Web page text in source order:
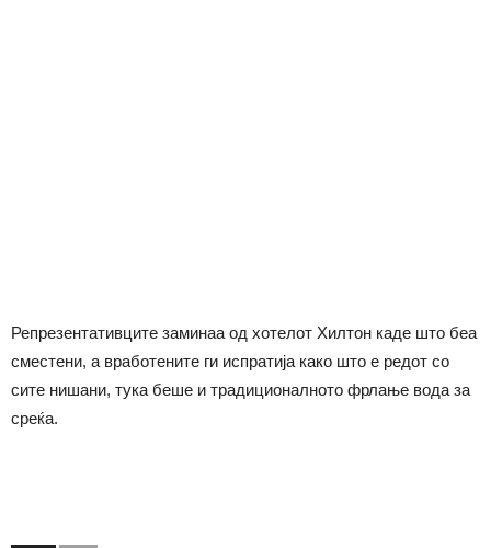
Репрезентативците заминаа од хотелот Хилтон каде што беа
сместени, а вработените ги испратија како што е редот со
сите нишани, тука беше и традиционалното фрлање вода за
среќа.